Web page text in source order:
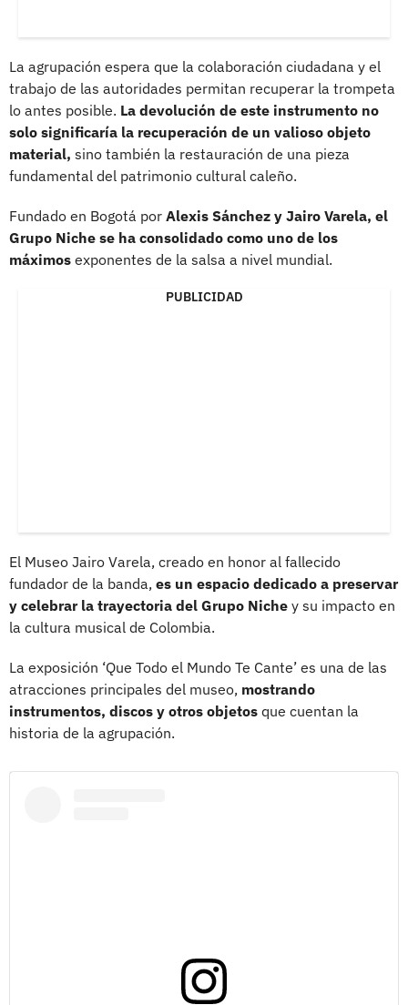
La agrupación espera que la colaboración ciudadana y el
trabajo de las autoridades permitan recuperar la trompeta
lo antes posible. La devolución de este instrumento no
solo significaría la recuperación de un valioso objeto
material, sino también la restauración de una pieza
fundamental del patrimonio cultural caleño.
Fundado en Bogotá por Alexis Sánchez y Jairo Varela, el
Grupo Niche se ha consolidado como uno de los
máximos exponentes de la salsa a nivel mundial.
PUBLICIDAD
El Museo Jairo Varela, creado en honor al fallecido
fundador de la banda, es un espacio dedicado a preservar
y celebrar la trayectoria del Grupo Niche y su impacto en
la cultura musical de Colombia.
La exposición ‘Que Todo el Mundo Te Cante’ es una de las
atracciones principales del museo, mostrando
instrumentos, discos y otros objetos que cuentan la
historia de la agrupación.